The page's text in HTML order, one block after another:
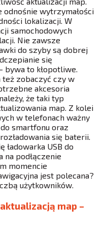
wytrzymałości
lokalizacji. W
samochodowych
Nie zawsze
do szyby są dobrej
się
bywa to kłopotliwe.
też zobaczyć czy w
akcesoria
że taki typ
map. Z kolei
w telefonach ważny
smartfonu oraz
się baterii.
ładowarka USB do
na podłączenie
momencie
jest polecana?
użytkowników.
map –